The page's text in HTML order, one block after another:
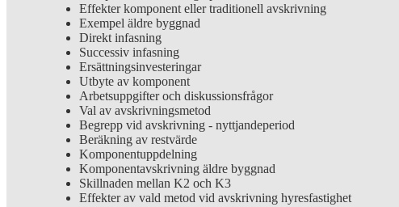
Effekter komponent eller traditionell avskrivning
Exempel äldre byggnad
Direkt infasning
Successiv infasning
Ersättningsinvesteringar
Utbyte av komponent
Arbetsuppgifter och diskussionsfrågor
Val av avskrivningsmetod
Begrepp vid avskrivning - nyttjandeperiod
Beräkning av restvärde
Komponentuppdelning
Komponentavskrivning äldre byggnad
Skillnaden mellan K2 och K3
Effekter av vald metod vid avskrivning hyresfastighet